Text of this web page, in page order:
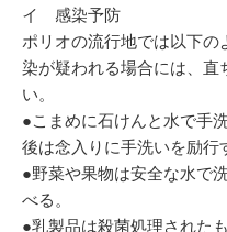
イ 感染予防
ポリオの流行地では以下の
染が疑われる場合には、直
い。
●こまめに石けんと水で手
後は念入りに手洗いを励行
●野菜や果物は安全な水で
べる。
●乳製品は殺菌処理された